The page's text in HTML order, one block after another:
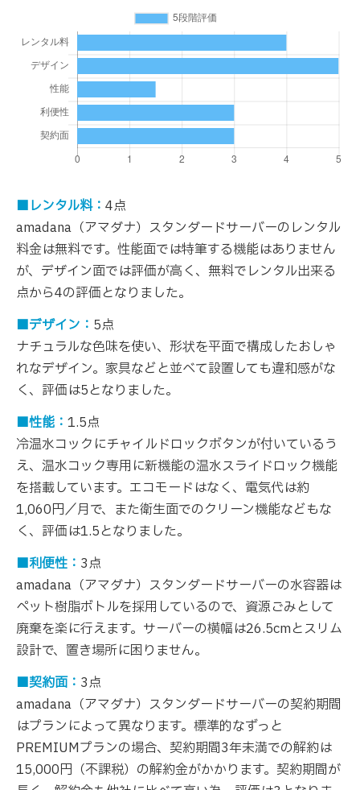
■レンタル料： 4点
amadana（アマダナ）スタンダードサーバーのレンタル
料金は無料です。性能面では特筆する機能はありません
が、デザイン面では評価が高く、無料でレンタル出来る
点から4の評価となりました。
■デザイン： 5点
ナチュラルな色味を使い、形状を平面で構成したおしゃ
れなデザイン。家具などと並べて設置しても違和感がな
く、評価は5となりました。
■性能： 1.5点
冷温水コックにチャイルドロックボタンが付いているう
え、温水コック専用に新機能の温水スライドロック機能
を搭載しています。エコモードはなく、電気代は約
1,060円／月で、また衛生面でのクリーン機能などもな
く、評価は1.5となりました。
■利便性： 3点
amadana（アマダナ）スタンダードサーバーの水容器は
ペット樹脂ボトルを採用しているので、資源ごみとして
廃棄を楽に行えます。サーバーの横幅は26.5cmとスリム
設計で、置き場所に困りません。
■契約面： 3点
amadana（アマダナ）スタンダードサーバーの契約期間
はプランによって異なります。標準的なずっと
PREMIUMプランの場合、契約期間3年未満での解約は
15,000円（不課税）の解約金がかかります。契約期間が